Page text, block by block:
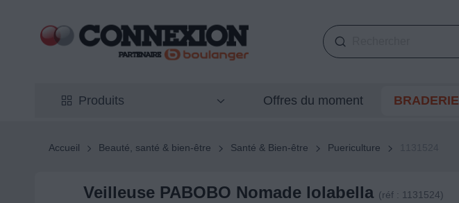
Produits Offres du moment BRADERIE
Accueil Beauté, santé & bien-être Santé & Bien-être Puericulture
Veilleuse PABOBO Nomade lolabella (réf : 1131524)